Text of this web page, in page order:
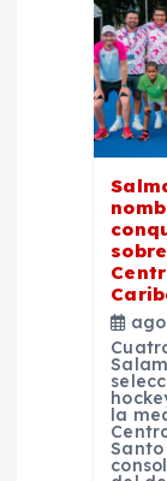
la
Santo